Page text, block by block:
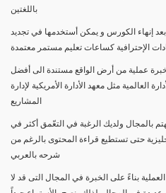
باللغتين
إنهاء الكورس و يمكن أستخدمها في تجديد
الإحترافية كساعات تعليم مستمر معتمدة
عملية من أرض الواقع مستندة الى أفضل
العالمية مثل معهد الأدارة الأمريكية لإدارة
المشاريع
بالمجال ولديك الرغبة في التعّمق أكثر في
حتى تستطيع قراءة المحتوى بالرغم من
شرحه بالعربي
بناءً على الخبرة في المجال التى قد لا